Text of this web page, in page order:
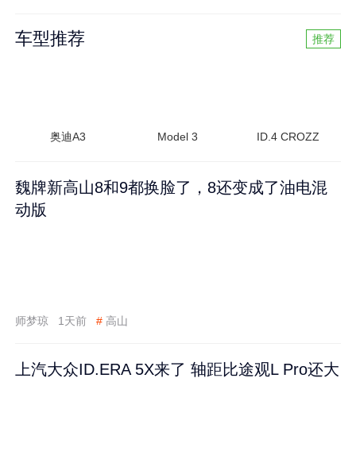
车型推荐 推荐
奥迪A3 Model 3 ID.4 CROZZ
魏牌新高山8和9都换脸了，8还变成了油电混
动版
师梦琼 1天前 # 高山
上汽大众ID.ERA 5X来了 轴距比途观L Pro还大